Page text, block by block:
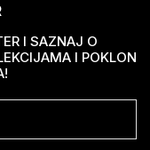
I SAZNAJ O
I POKLON